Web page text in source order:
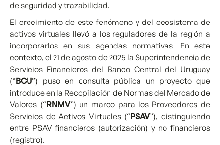
de seguridad y trazabilidad.
El crecimiento de este fenómeno y del ecosistema de
activos virtuales llevó a los reguladores de la región a
incorporarlos en sus agendas normativas. En este
contexto, el 21 de agosto de 2025 la Superintendencia de
Servicios Financieros del Banco Central del Uruguay
(“BCU”) puso en consulta pública un proyecto que
introduce en la Recopilación de Normas del Mercado de
Valores (“RNMV”) un marco para los Proveedores de
Servicios de Activos Virtuales (“PSAV”), distinguiendo
entre PSAV financieros (autorización) y no financieros
(registro).